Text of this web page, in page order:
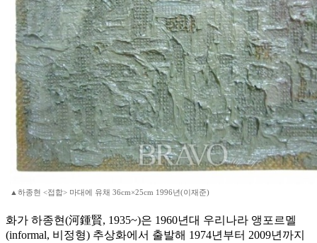
▲하종현 <접합> 마대에 유채 36cm×25cm 1996년(이재준)
화가 하종현(河鍾賢, 1935~)은 1960년대 우리나라 앵포르멜
(informal, 비정형) 추상화에서 출발해 1974년부터 2009년까지